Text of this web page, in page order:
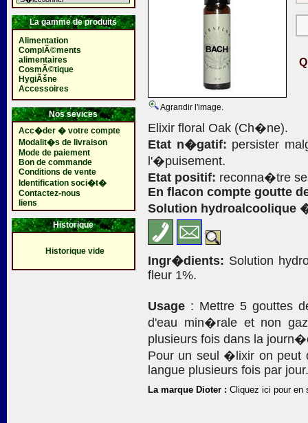
La gamme de produits
Alimentation
ComplÃ©ments
alimentaires
CosmÃ©tique
HygiÃšne
Accessoires
Nos sevices
Acc�der � votre compte
Modalit�s de livraison
Mode de paiement
Bon de commande
Conditions de vente
Identification soci�t�
Contactez-nous
liens
Historique
Historique vide
Agrandir l'image.
Elixir floral Oak (Ch�ne).
Etat n�gatif: persister
l'�puisement.
Etat positif: reconna�tre
En flacon compte goutte
Solution hydroalcoolique
Ingr�dients: Solution
fleur 1%.
Usage : Mettre 5 gouttes
d'eau min�rale et non
plusieurs fois dans la
Pour un seul �lixir on peut
langue plusieurs fois par jour.
La marque Dioter : Cliquez ici pour en